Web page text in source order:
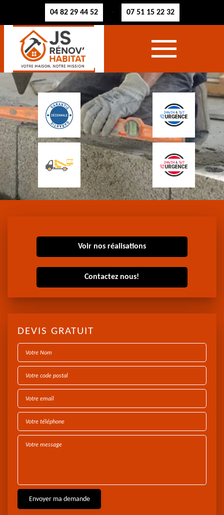
04 82 29 44 52 - 07 51 15 22 32
Voir nos réalisations
Contactez nous!
DEVIS GRATUIT